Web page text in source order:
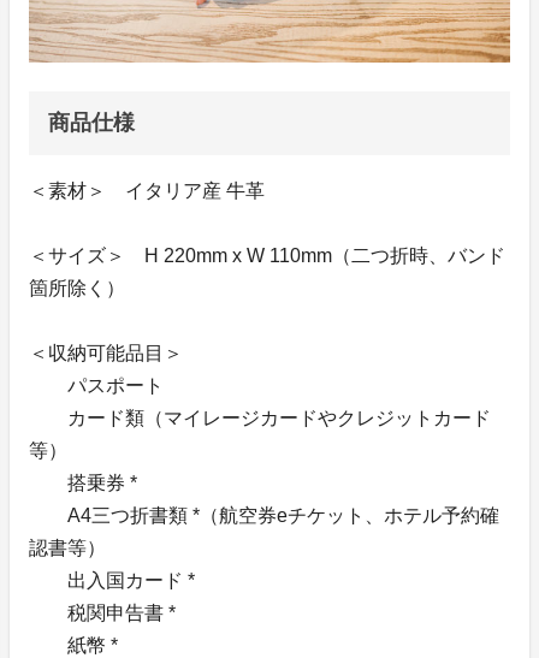
商品仕様
＜素材＞ イタリア産 牛革
＜サイズ＞ H 220mm x W 110mm（二つ折時、バンド
箇所除く）
＜収納可能品目＞
パスポート
カード類（マイレージカードやクレジットカード
等）
搭乗券 *
A4三つ折書類 *（航空券eチケット、ホテル予約確
認書等）
出入国カード *
税関申告書 *
紙幣 *